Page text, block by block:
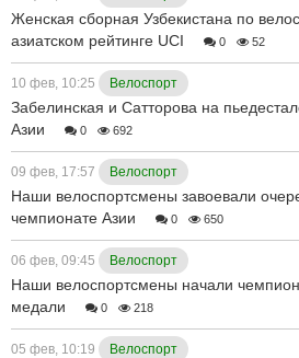
Женская сборная Узбекистана по
азиатском рейтинге UCI
0 52
10 фев, 10:25 Велоспорт
Забелинская и Сатторова на
Азии
0 692
09 фев, 17:57 Велоспорт
Наши велоспортсмены завоевали
чемпионате Азии
0 650
06 фев, 09:45 Велоспорт
Наши велоспортсмены начали
медали
0 218
05 фев, 10:19 Велоспорт